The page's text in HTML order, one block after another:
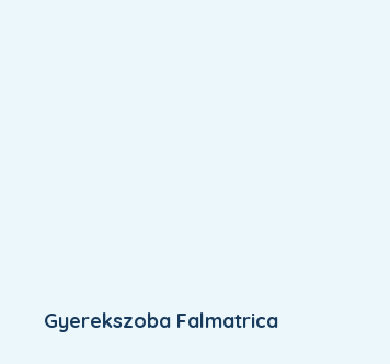
Gyerekszoba Falmatrica